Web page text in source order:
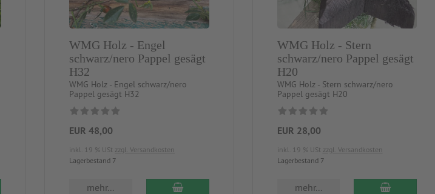
WMG Holz - Engel
schwarz/nero Pappel gesägt
H32
WMG Holz - Engel schwarz/nero
Pappel gesägt H32
EUR 48,00
inkl. 19 % USt zzgl. Versandkosten
Lagerbestand 7
mehr...
WMG Holz - Stern
schwarz/nero Pappel gesägt
H20
WMG Holz - Stern schwarz/nero
Pappel gesägt H20
EUR 28,00
inkl. 19 % USt zzgl. Versandkosten
Lagerbestand 7
mehr...